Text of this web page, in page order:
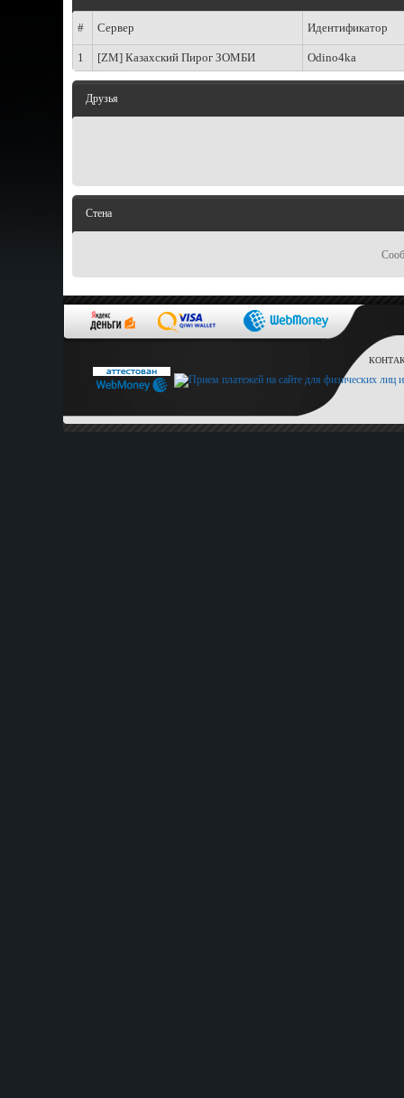
# Сервер Идентификатор
1 [ZM] Казахский Пирог ЗОМБИ Odino4ka
Друзья
Стена